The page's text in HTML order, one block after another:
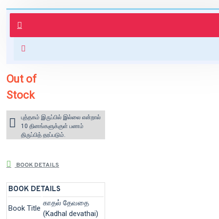
புத்தகம் 3 - 7 நாட்களில் அனுப்பி
வைக்கப்படும்.
for orders above ₹1000 within
Out of
Stock
புத்தகம் இருப்பில் இல்லை என்றால்
10 தினங்களுக்குள் பணம்
திருப்பித் தரப்படும்.
BOOK DETAILS
BOOK DETAILS
Book Title
காதல் தேவதை
(Kadhal devathai)